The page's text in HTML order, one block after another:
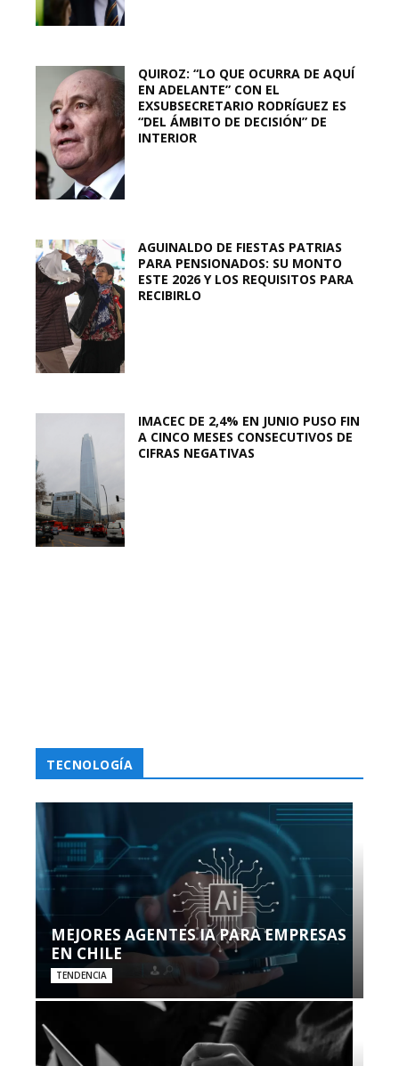
QUIROZ: “LO QUE OCURRA DE AQUÍ
EN ADELANTE” CON EL
EXSUBSECRETARIO RODRÍGUEZ ES
“DEL ÁMBITO DE DECISIÓN” DE
INTERIOR
AGUINALDO DE FIESTAS PATRIAS
PARA PENSIONADOS: SU MONTO
ESTE 2026 Y LOS REQUISITOS PARA
RECIBIRLO
IMACEC DE 2,4% EN JUNIO PUSO FIN
A CINCO MESES CONSECUTIVOS DE
CIFRAS NEGATIVAS
TECNOLOGÍA
MEJORES AGENTES IA PARA EMPRESAS
EN CHILE
TENDENCIA